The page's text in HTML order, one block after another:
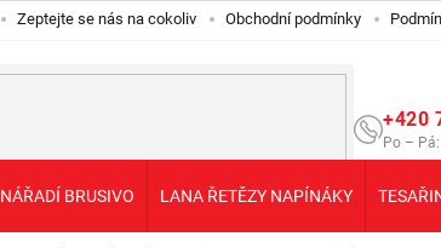
Zeptejte se nás na cokoliv Obchodní podmínky
+420
Po –
NÁŘADÍ BRUSIVO LANA ŘETĚZY NAPÍNÁKY